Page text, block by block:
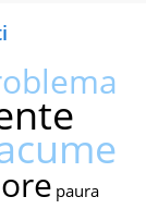
paura